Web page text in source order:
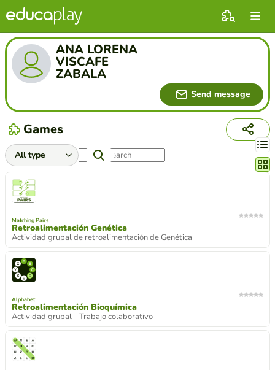
ANA LORENA
VISCAFE
ZABALA
Send message
Games
Matching Pairs
Retroalimentación Genética
Actividad grupal de retroalimentación de Genética
Alphabet
Retroalimentación Bioquímica
Actividad grupal - Trabajo colaborativo